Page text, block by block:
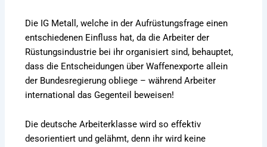
Die IG Metall, welche in der Aufrüstungsfrage einen
entschiedenen Einfluss hat, da die Arbeiter der
Rüstungsindustrie bei ihr organisiert sind, behauptet,
dass die Entscheidungen über Waffenexporte allein
der Bundesregierung obliege – während Arbeiter
international das Gegenteil beweisen!
Die deutsche Arbeiterklasse wird so effektiv
desorientiert und gelähmt, denn ihr wird keine